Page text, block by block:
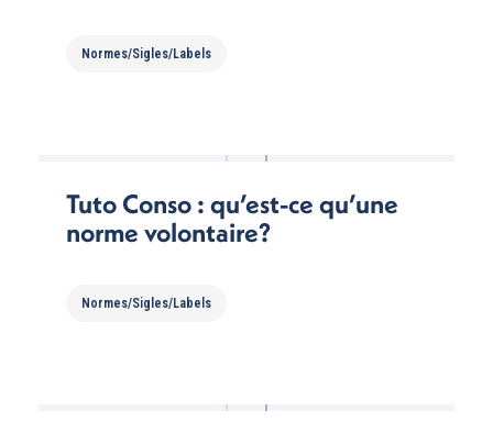
Normes/Sigles/Labels
Tuto Conso : qu’est-ce qu’une
norme volontaire?
Normes/Sigles/Labels